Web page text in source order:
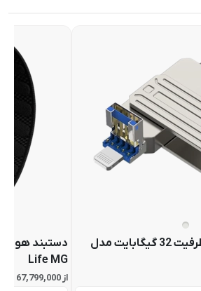
فلش مموری Wiwu ظرفیت 32 گیگابایت مدل
Life MG
از 67,799,000 تومان